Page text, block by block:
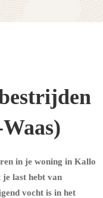
in je woning in Kallo
je last hebt van
vocht is in het